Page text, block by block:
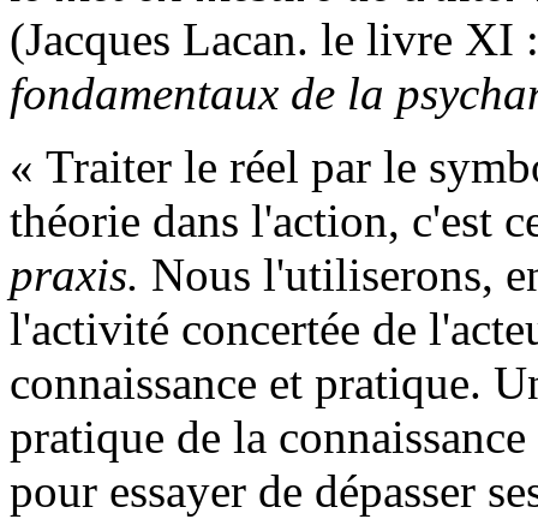
(Jacques Lacan. le livre XI
fondamentaux de la
« Traiter le réel par le
théorie dans l'action, c'est
praxis. Nous l'utiliserons,
l'activité concertée de
connaissance et pratique.
pratique de la
pour essayer de dépasser